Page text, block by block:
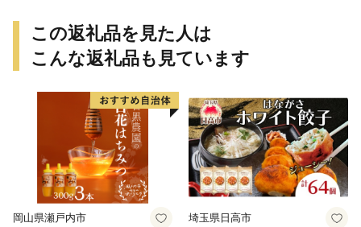
この返礼品を見た人は
こんな返礼品も見ています
岡山県瀬戸内市 埼玉県日高市